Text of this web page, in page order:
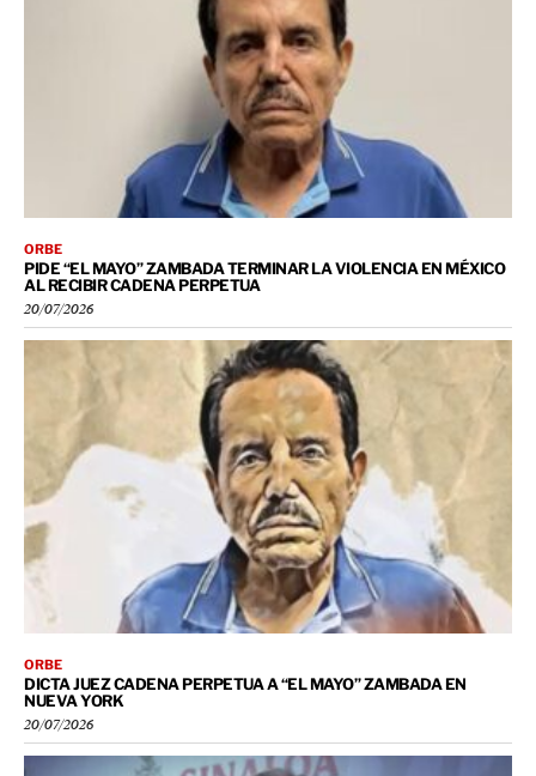
ORBE
PIDE “EL MAYO” ZAMBADA TERMINAR LA VIOLENCIA EN MÉXICO
AL RECIBIR CADENA PERPETUA
20/07/2026
ORBE
DICTA JUEZ CADENA PERPETUA A “EL MAYO” ZAMBADA EN
NUEVA YORK
20/07/2026